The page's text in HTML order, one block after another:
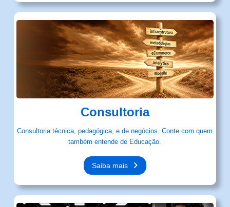
Consultoria
Consultoria técnica, pedagógica, e de negócios. Conte com quem
também entende de Educação.
Saiba mais